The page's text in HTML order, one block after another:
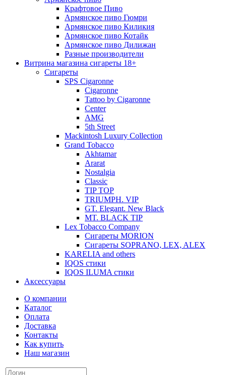
Крафтовое Пиво
Армянское пиво Гюмри
Армянское пиво Киликия
Армянское пиво Котайк
Армянское пиво Дилижан
Разные производители
Витрина магазина сигареты 18+
Cигареты
SPS Cigaronne
Сigaronne
Tattoo by Cigaronne
Center
AMG
5th Street
Mackintosh Luxury Collection
Grand Tobacco
Akhtamar
Ararat
Nostalgia
Classic
TIP TOP
TRIUMPH. VIP
GT. Elegant. New Black
MT. BLACK TIP
Lex Tobacco Company
Сигареты MORION
Сигареты SOPRANO, LEX, ALEX
KARELIA and others
IQOS стики
IQOS ILUMA стики
Аксессуары
О компании
Каталог
Оплата
Доставка
Контакты
Как купить
Наш магазин